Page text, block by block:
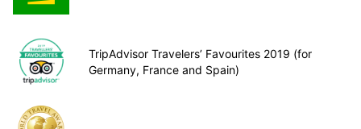
TripAdvisor Travelers’ Favourites 2019 (for
Germany, France and Spain)